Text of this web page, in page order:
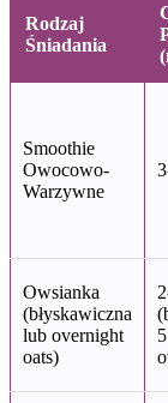
Rodzaj
Śniadania
Smoothie
Owocowo-
Warzywne
Owsianka
(błyskawiczna
lub overnight
oats)